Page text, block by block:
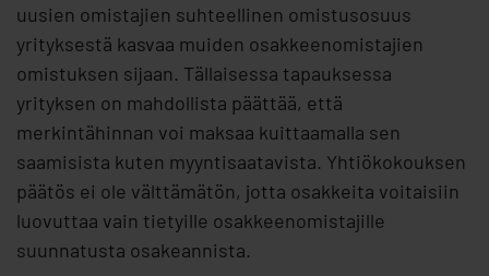
uusien omistajien suhteellinen omistusosuus
yrityksestä kasvaa muiden osakkeenomistajien
omistuksen sijaan. Tällaisessa tapauksessa
yrityksen on mahdollista päättää, että
merkintähinnan voi maksaa kuittaamalla sen
saamisista kuten myyntisaatavista. Yhtiökokouksen
päätös ei ole välttämätön, jotta osakkeita voitaisiin
luovuttaa vain tietyille osakkeenomistajille
suunnatusta osakeannista.